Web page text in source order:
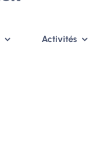
Activités